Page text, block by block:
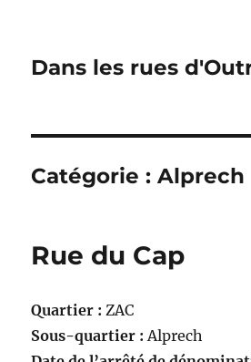
Dans les rues
Catégorie :Alprech
Rue du Cap
Quartier : ZAC
Sous-quartier : Alprech